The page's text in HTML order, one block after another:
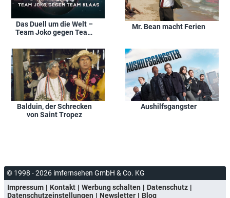
Das Duell um die Welt –
Team Joko gegen Team
Mr. Bean macht Ferien
Balduin, der Schrecken
von Saint Tropez
Aushilfsgangster
© 1998 - 2026 imfernsehen GmbH & Co. KG
Impressum
Kontakt Werbung schalten
Datenschutz
Datenschutzeinstellungen
Newsletter
Blog